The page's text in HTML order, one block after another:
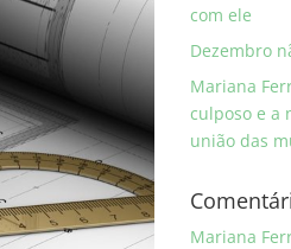
com ele
Dezembro
Mariana
culposo e a
união das
Mariana